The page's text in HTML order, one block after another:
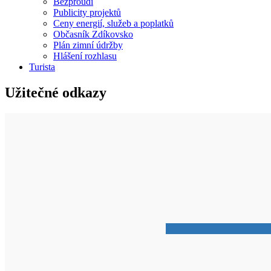
Publicity projektů
Ceny energií, služeb a poplatků
Občasník Zdíkovsko
Plán zimní údržby
Hlášení rozhlasu
Turista
Užitečné odkazy